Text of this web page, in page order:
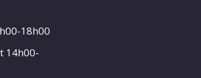
18h00
14h00-